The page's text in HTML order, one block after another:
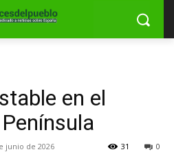
en el
junio de 2026 0
31